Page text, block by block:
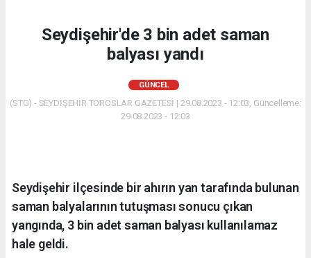
Seydişehir'de 3 bin adet saman
balyası yandı
GÜNCEL
(STG) - SEYDİŞEHİR TOROSLAR GAZETESİ | 29.08.2023 - 12:03, Güncelleme:
29.08.2023 - 12:03
Seydişehir ilçesinde bir ahırın yan tarafında bulunan
saman balyalarının tutuşması sonucu çıkan
yangında, 3 bin adet saman balyası kullanılamaz
hale geldi.